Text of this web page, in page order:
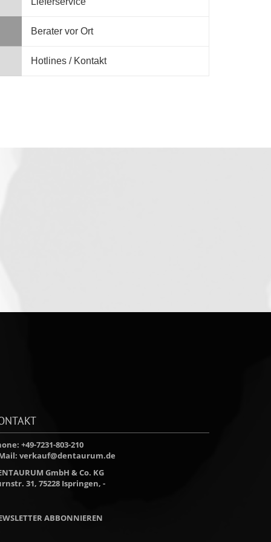
Berater vor Ort
Hotlines / Kontakt
+49-7231-803-210
verkauf@dentaurum.de
GmbH & Co. KG
31, 75228 Ispringen, -
ABBONNIEREN